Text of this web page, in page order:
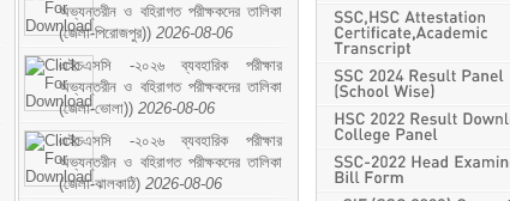
অভ্যন্তরীন ও বহিরাগত পরীক্ষকদের তালিকা
(জেলা-পিরোজপুর)) 2026-08-06
এইচএসসি -২০২৬ ব্যবহারিক পরীক্ষার
অভ্যন্তরীন ও বহিরাগত পরীক্ষকদের তালিকা
(জেলা-ভোলা)) 2026-08-06
এইচএসসি -২০২৬ ব্যবহারিক পরীক্ষার
অভ্যন্তরীন ও বহিরাগত পরীক্ষকদের তালিকা
(জেলা-ঝালকাঠি) 2026-08-06